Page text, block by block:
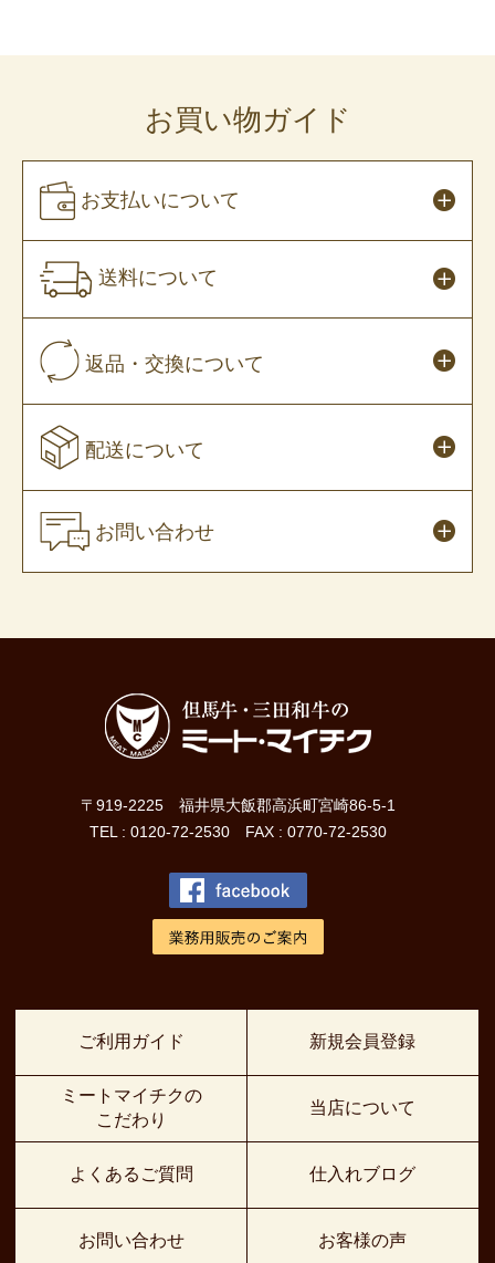
お買い物ガイド
お支払いについて
送料について
返品・交換について
配送について
お問い合わせ
〒919-2225 福井県大飯郡高浜町宮崎86-5-1
TEL : 0120-72-2530 FAX : 0770-72-2530
ご利用ガイド
ミートマイチクの
こだわり
よくあるご質問
お問い合わせ
新規会員登録
当店について
仕入れブログ
お客様の声